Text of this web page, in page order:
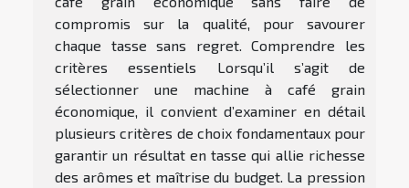
compromis sur la qualité, pour savourer
chaque tasse sans regret. Comprendre les
critères essentiels Lorsqu’il s’agit de
sélectionner une machine à café grain
économique, il convient d’examiner en détail
plusieurs critères de choix fondamentaux pour
garantir un résultat en tasse qui allie richesse
des arômes et maîtrise du budget. La pression